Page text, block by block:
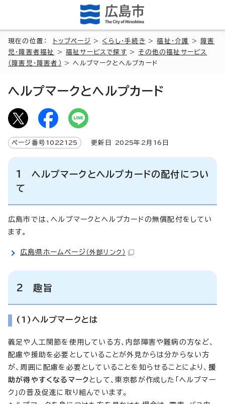
現在の位置： トップページ > くらし・手続き >福祉・介護 >
障害
児・障害者福祉
>福祉サービスで探す > その他の福祉サービス
（障害児・障害者）
> ヘルプマークとヘルプカード
ヘルプマークとヘルプカード
ページ番号 1022125 更新日 2025年2月 16 日
1 ヘルプマークとヘルプカードの配付につい
て
広島市では、ヘルプマークとヘルプカードの無償配付をしてい
ます。
広島県ホームページ （外部リンク）
2 趣旨
(1)ヘルプマークとは
義足や人工関節を使用している方、内部障害や難病の方など、
配慮や援助を必要としていることが外見からは分からない方
が、周囲に配慮を必要としていることを知らせることにより、 援
助が得やすくなるマーク として、東京都が作成した「ヘルプマー
ク」の普及促進に取り組んでいます。